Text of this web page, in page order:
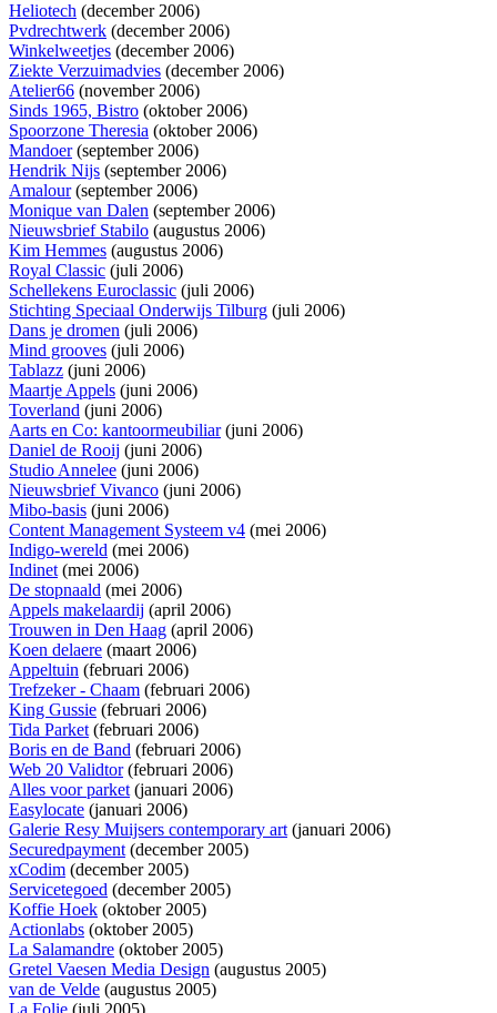
Heliotech (december 2006)
Pvdrechtwerk (december 2006)
Winkelweetjes (december 2006)
Ziekte Verzuimadvies (december 2006)
Atelier66 (november 2006)
Sinds 1965, Bistro (oktober 2006)
Spoorzone Theresia (oktober 2006)
Mandoer(september 2006)
Hendrik Nijs (september 2006)
Amalour(september 2006)
Monique van Dalen (september 2006)
Nieuwsbrief Stabilo (augustus 2006)
Kim Hemmes (augustus 2006)
Royal Classic (juli 2006)
Schellekens Euroclassic (juli 2006)
Stichting Speciaal Onderwijs Tilburg (juli 2006)
Dans je dromen (juli 2006)
Mind grooves (juli 2006)
Tablazz (juni 2006)
Maartje Appels (juni 2006)
Toverland (juni 2006)
Aarts en Co: kantoormeubiliar(juni 2006)
Daniel de Rooij (juni 2006)
Studio Annelee (juni 2006)
Nieuwsbrief Vivanco (juni 2006)
Mibo-basis (juni 2006)
Content Management Systeem v4 (mei 2006)
Indigo-wereld (mei 2006)
Indinet(mei 2006)
De stopnaald (mei 2006)
Appels makelaardij (april 2006)
Trouwen in Den Haag (april 2006)
Koen delaere (maart 2006)
Appeltuin (februari 2006)
Trefzeker - Chaam (februari 2006)
King Gussie (februari 2006)
Tida Parket(februari 2006)
Boris en de Band (februari 2006)
Web 20 Validtor(februari 2006)
Alles voor parket(januari 2006)
Easylocate (januari 2006)
Galerie Resy Muijsers contemporary art(januari 2006)
Securedpayment(december 2005)
xCodim (december 2005)
Servicetegoed (december 2005)
Koffie Hoek (oktober 2005)
Actionlabs (oktober 2005)
La Salamandre (oktober 2005)
Gretel Vaesen Media Design (augustus 2005)
van de Velde (augustus 2005)